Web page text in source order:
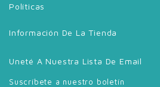
Políticas
Información De La Tienda
Uneté A Nuestra Lista De Email
Suscríbete a nuestro boletín